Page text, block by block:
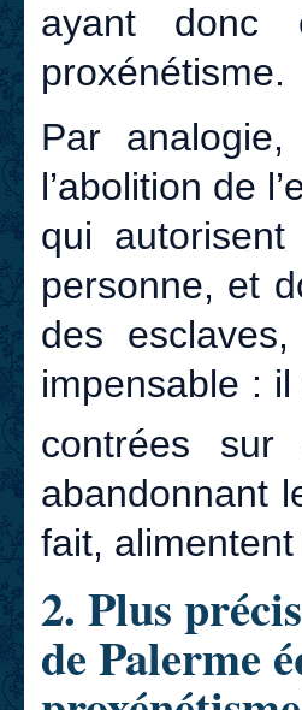
ayant donc
proxénétisme.
Par
l’abolition de
qui
personne, et
des
impensable :
contrées sur
abandonnant
fait,
2. Plus
de Palerme